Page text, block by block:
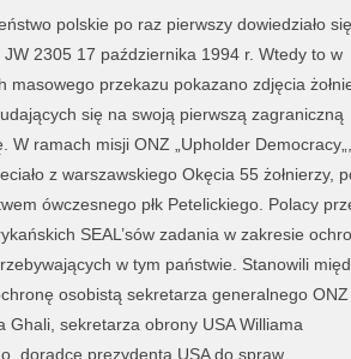
polskie po raz pierwszy dowiedziało
JW 2305 17 października 1994 r. Wtedy to w
masowego przekazu pokazano zdjęcia
się na swoją pierwszą zagraniczną
W ramach misji ONZ „Upholder
z warszawskiego Okęcia 55 żołnierzy,
ówczesnego płk Petelickiego. Polacy
SEAL’sów zadania w zakresie
w tym państwie. Stanowili
osobistą sekretarza generalnego ONZ
Ghali, sekretarza obrony USA Williama
doradcę prezydenta USA do spraw